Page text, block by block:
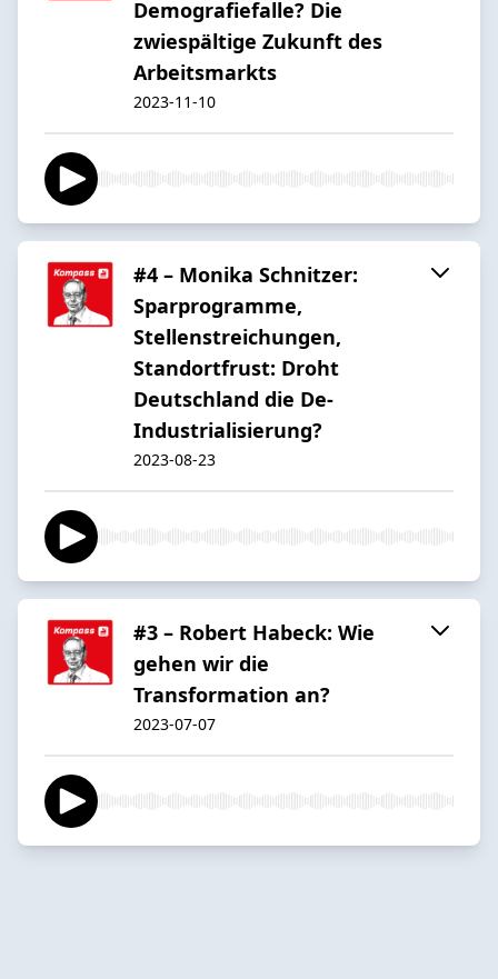
Demografiefalle? Die
zwiespältige Zukunft des
Arbeitsmarkts
2023-11-10
#4 – Monika Schnitzer:
Sparprogramme,
Stellenstreichungen,
Standortfrust: Droht
Deutschland die De-
Industrialisierung?
2023-08-23
#3 – Robert Habeck: Wie
gehen wir die
Transformation an?
2023-07-07